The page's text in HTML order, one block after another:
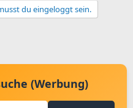
du eingeloggt sein.
(Werbung)